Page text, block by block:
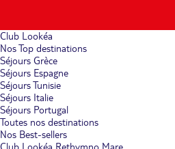
Club Lookéa
Nos Top destinations
Séjours Grèce
Séjours Espagne
Séjours Tunisie
Séjours Italie
Séjours Portugal
Toutes nos destinations
Nos Best-sellers